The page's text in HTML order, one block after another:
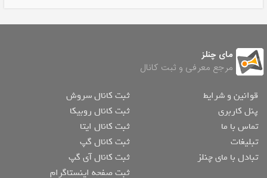
مای چنلز
مرجع معرفی و ثبت کانال
قوانین و شرایط
پنل کاربری
تماس با ما
تبلیغات
تبادل با مای چنلز
ثبت کانال سروش
ثبت کانال روبیکا
ثبت کانال ایتا
ثبت کانال گپ
ثبت کانال آی گپ
ثبت صفحه اینستاگرام